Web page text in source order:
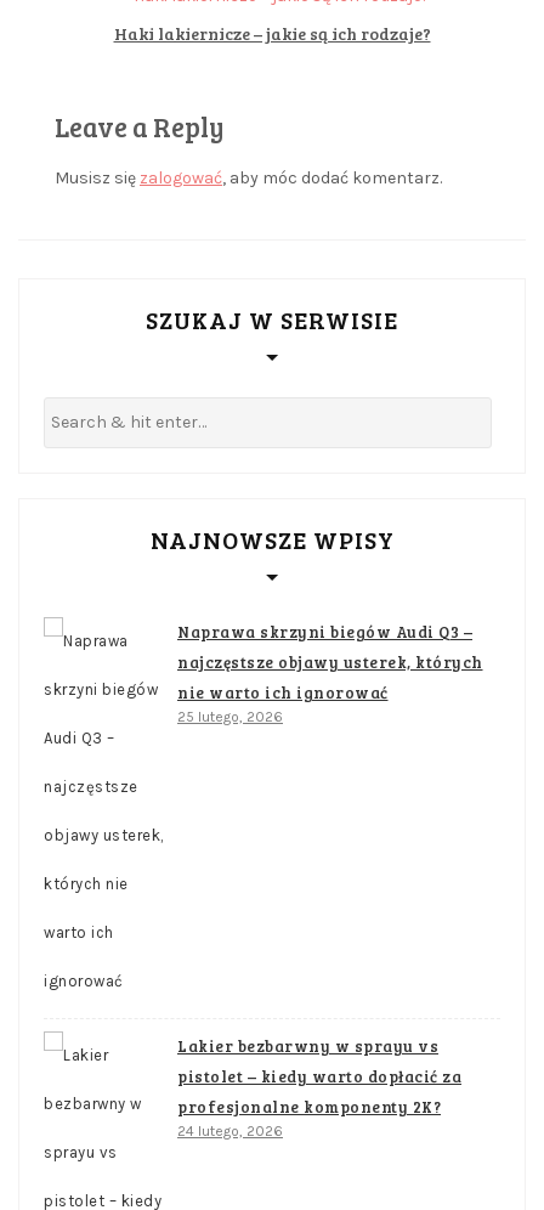
Haki lakiernicze – jakie są ich rodzaje?
Leave a Reply
Musisz się zalogować, aby móc dodać komentarz.
SZUKAJ W SERWISIE
NAJNOWSZE WPISY
Naprawa skrzyni biegów Audi Q3 –
najczęstsze objawy usterek, których
nie warto ich ignorować
25 lutego, 2026
Lakier bezbarwny w sprayu vs
pistolet – kiedy warto dopłacić za
profesjonalne komponenty 2K?
24 lutego, 2026